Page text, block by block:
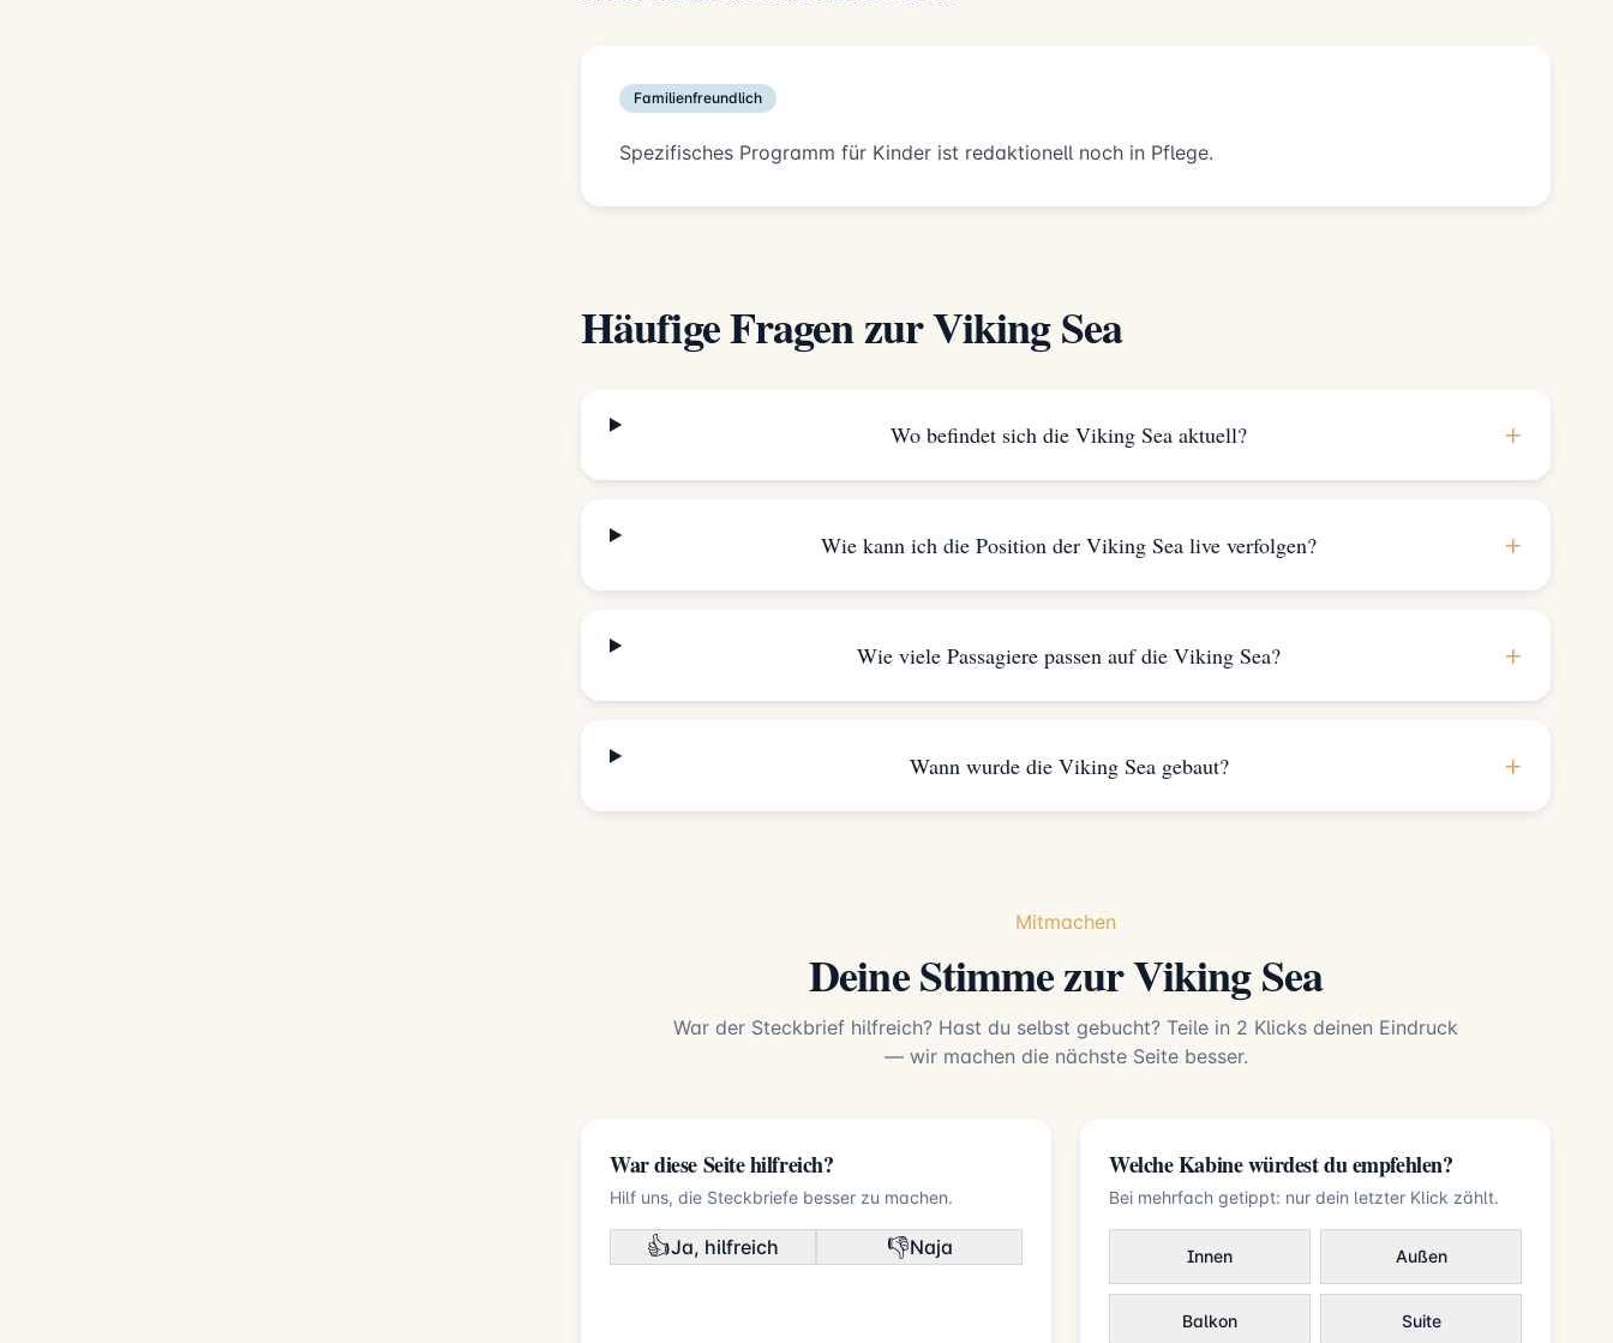
Familienfreundlich
Spezifisches Programm für Kinder ist redaktionell noch in Pflege.
Häufige Fragen zur Viking Sea
Wo befindet sich die Viking Sea aktuell? +
Wie kann ich die Position der Viking Sea live verfolgen? +
Wie viele Passagiere passen auf die Viking Sea? +
Wann wurde die Viking Sea gebaut? +
Mitmachen
Deine Stimme zur Viking Sea
War der Steckbrief hilfreich? Hast du selbst gebucht? Teile in 2 Klicks deinen Eindruck
— wir machen die nächste Seite besser.
War diese Seite hilfreich?
Hilf uns, die Steckbriefe besser zu machen.
👍Ja, hilfreich 👎Naja
Welche Kabine würdest du empfehlen?
Bei mehrfach getippt: nur dein letzter Klick zählt.
Innen Außen
Balkon Suite